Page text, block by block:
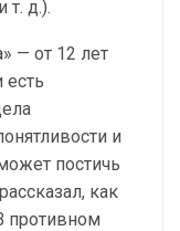
т. д.).
— от 12 лет
и
постичь
как
противном